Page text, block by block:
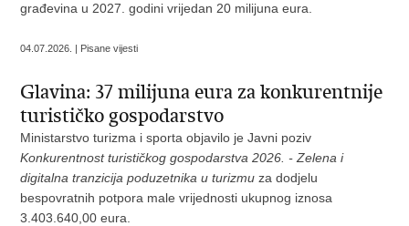
građevina u 2027. godini vrijedan 20 milijuna eura.
04.07.2026. | Pisane vijesti
Glavina: 37 milijuna eura za konkurentnije
turističko gospodarstvo
Ministarstvo turizma i sporta objavilo je Javni poziv
Konkurentnost turističkog gospodarstva 2026. - Zelena i
digitalna tranzicija poduzetnika u turizmu za dodjelu
bespovratnih potpora male vrijednosti ukupnog iznosa
3.403.640,00 eura.